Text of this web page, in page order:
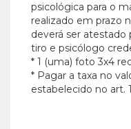
psicológica para o
realizado em prazo
deverá ser
tiro e psicólogo
* 1 (uma) foto 3x4
* Pagar a taxa no
estabelecido no art.